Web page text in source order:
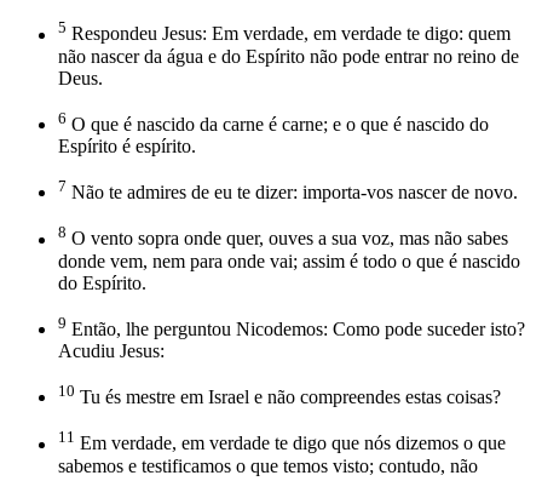
5 Respondeu Jesus: Em verdade, em verdade te digo: quem
não nascer da água e do Espírito não pode entrar no reino de
Deus.
6 O que é nascido da carne é carne; e o que é nascido do
Espírito é espírito.
7 Não te admires de eu te dizer: importa-vos nascer de novo.
8 O vento sopra onde quer, ouves a sua voz, mas não sabes
donde vem, nem para onde vai; assim é todo o que é nascido
do Espírito.
9 Então, lhe perguntou Nicodemos: Como pode suceder isto?
Acudiu Jesus:
10 Tu és mestre em Israel e não compreendes estas coisas?
11 Em verdade, em verdade te digo que nós dizemos o que
sabemos e testificamos o que temos visto; contudo, não